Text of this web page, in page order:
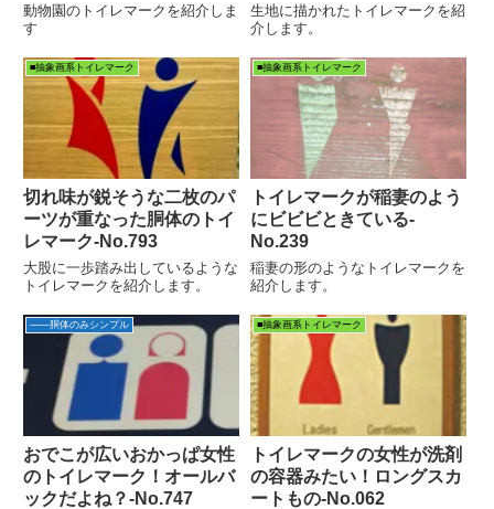
動物園のトイレマークを紹介しま
す
生地に描かれたトイレマークを紹
介します。
■抽象画系トイレマーク
切れ味が鋭そうな二枚のパ
ーツが重なった胴体のトイ
レマーク‐No.793
大股に一歩踏み出しているような
トイレマークを紹介します。
■抽象画系トイレマーク
トイレマークが稲妻のよう
にビビビときている-
No.239
稲妻の形のようなトイレマークを
紹介します。
――胴体のみシンプル
おでこが広いおかっぱ女性
のトイレマーク！オールバ
ックだよね？‐No.747
■抽象画系トイレマーク
トイレマークの女性が洗剤
の容器みたい！ロングスカ
ートもの‐No.062